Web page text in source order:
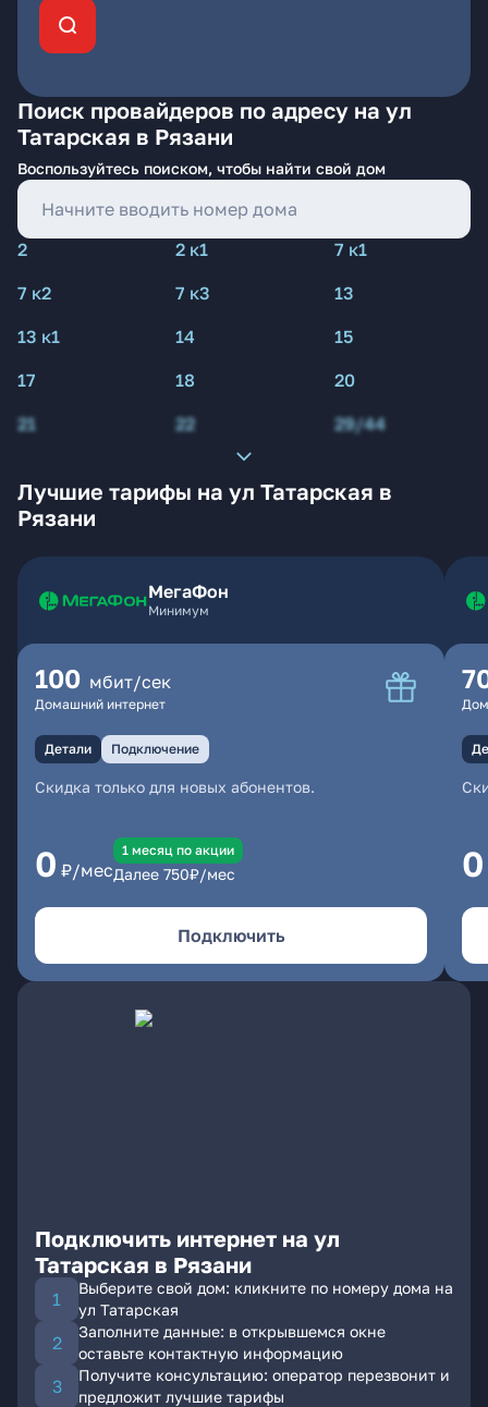
Поиск провайдеров по адресу на ул
Татарская в Рязани
Воспользуйтесь поиском, чтобы найти свой дом
2 2 к1
7 к1
7 к2
7 к3
13
13 к1
14
15
17
18
20
21
22 29/44
Лучшие тарифы на ул Татарская в
Рязани
МегаФон
Минимум
100 мбит/сек
Домашний интернет
Детали Подключение
Скидка только для новых абонентов.
0 ₽/мес
1 месяц по акции
Далее 750₽/мес
Подключить
0
Подключить интернет на ул
Татарская в Рязани
Выберите свой дом: кликните по номеру дома на
ул Татарская
Заполните данные: в открывшемся окне
оставьте контактную информацию
Получите консультацию: оператор перезвонит и
предложит лучшие тарифы